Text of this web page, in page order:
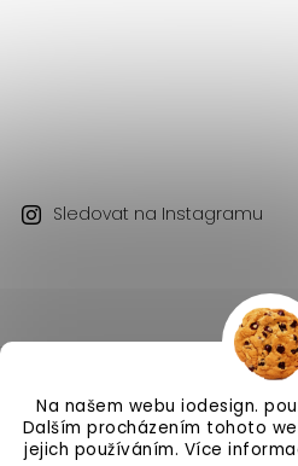
Na našem webu iodesign.
Dalším procházením tohoto
jejich používáním. Více
Sledovat na Instagramu
Copyright 2026 iodesign. .
Vytvořil Shoptet|